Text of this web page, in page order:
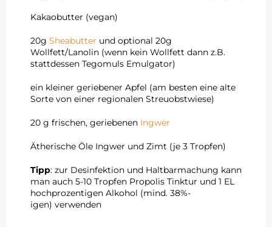
Kakaobutter (vegan)
20g Sheabutter und optional 20g
Wollfett/Lanolin (wenn kein Wollfett dann z.B.
stattdessen Tegomuls Emulgator)
ein kleiner geriebener Apfel (am besten eine alte
Sorte von einer regionalen Streuobstwiese)
20 g frischen, geriebenen Ingwer
Ätherische Öle Ingwer und Zimt (je 3 Tropfen)
Tipp: zur Desinfektion und Haltbarmachung kann
man auch 5-10 Tropfen Propolis Tinktur und 1 EL
hochprozentigen Alkohol (mind. 38%-
igen) verwenden